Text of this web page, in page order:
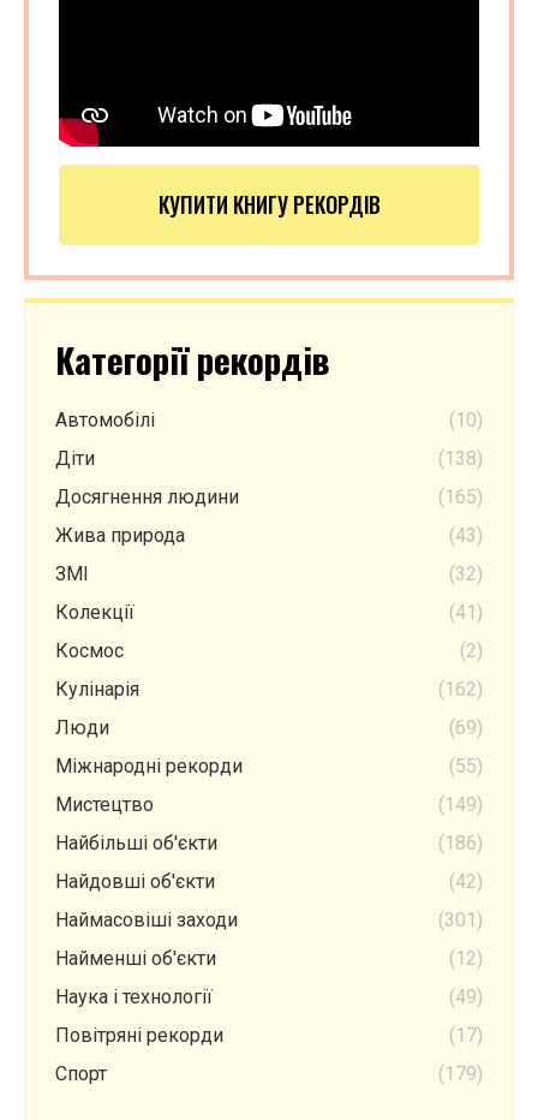
КУПИТИ КНИГУ РЕКОРДІВ
Категорії рекордів
Автомобілі
(10)
Діти
(138)
Досягнення людини
(165)
Жива природа
(43)
ЗМІ
(32)
Колекції
(41)
Космос
(2)
Кулінарія
(162)
Люди
(69)
Міжнародні рекорди
(55)
Мистецтво
(149)
Найбільші об'єкти
(186)
Найдовші об'єкти
(42)
Наймасовіші заходи
(301)
Найменші об'єкти
(12)
Наука і технології
(49)
Повітряні рекорди
(17)
Спорт
(179)